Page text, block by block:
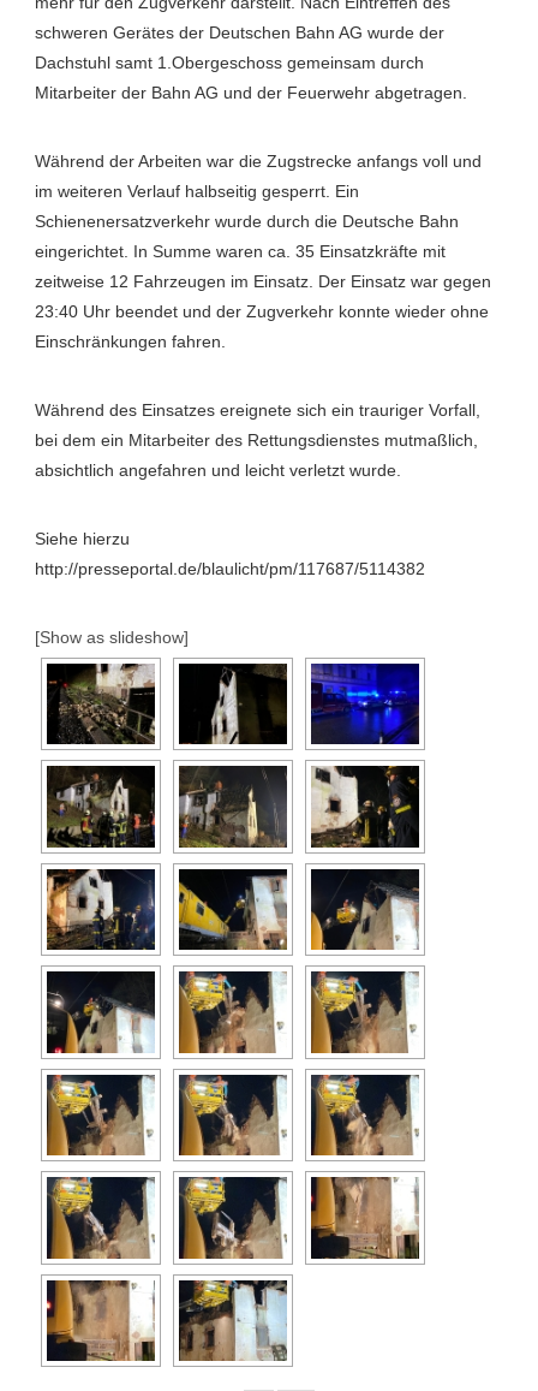
schweren Gerätes der Deutschen Bahn AG wurde der
Dachstuhl samt 1.Obergeschoss gemeinsam durch
Mitarbeiter der Bahn AG und der Feuerwehr abgetragen.
Während der Arbeiten war die Zugstrecke anfangs voll und
im weiteren Verlauf halbseitig gesperrt. Ein
Schienenersatzverkehr wurde durch die Deutsche Bahn
eingerichtet. In Summe waren ca. 35 Einsatzkräfte mit
zeitweise 12 Fahrzeugen im Einsatz. Der Einsatz war gegen
23:40 Uhr beendet und der Zugverkehr konnte wieder ohne
Einschränkungen fahren.
Während des Einsatzes ereignete sich ein trauriger Vorfall,
bei dem ein Mitarbeiter des Rettungsdienstes mutmaßlich,
absichtlich angefahren und leicht verletzt wurde.
Siehe hierzu
http://presseportal.de/blaulicht/pm/117687/5114382
[Show as slideshow]